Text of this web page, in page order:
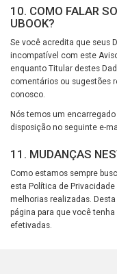
10. COMO FALAR
UBOOK?
Se você acredita que seus
incompatível com este
enquanto Titular destes
comentários ou sugestões
conosco.
Nós temos um
disposição no seguinte e-
11. MUDANÇAS
Como estamos sempre
esta Política de
melhorias realizadas.
página para que você
efetivadas.